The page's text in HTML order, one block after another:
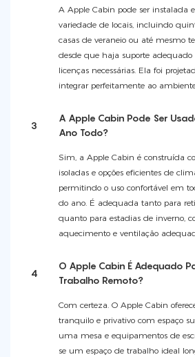
A Apple Cabin pode ser instalada
variedade de locais, incluindo
casas de veraneio ou até mesmo
desde que haja suporte adequado
licenças necessárias. Ela foi
integrar perfeitamente ao
3
A Apple Cabin Pode Ser
Ano Todo?
Sim, a Apple Cabin é construída
isoladas e opções eficientes de
permitindo o uso confortável em
do ano. É adequada tanto para
quanto para estadias de inverno,
aquecimento e ventilação
4
O Apple Cabin É Adequado
Trabalho Remoto?
Com certeza. O Apple Cabin
tranquilo e privativo com espaço
uma mesa e equipamentos de
se um espaço de trabalho ideal